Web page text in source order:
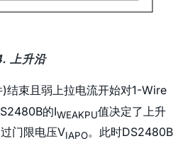
上升沿
结束且弱上拉电流开始对1-Wire
的IWEAKPU值决定了上升
门限电压VIAPO。此时DS2480B